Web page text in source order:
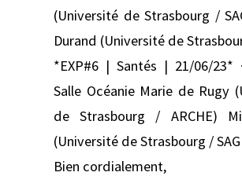
(Université de Strasbourg /
Durand (Université de
*EXP#6 | Santés | 21/06/23*
Salle Océanie Marie de Rugy
de Strasbourg / ARCHE)
(Université de Strasbourg /
Bien cordialement,